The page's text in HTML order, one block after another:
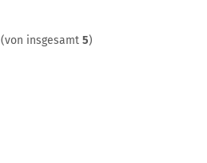
(von insgesamt 5)